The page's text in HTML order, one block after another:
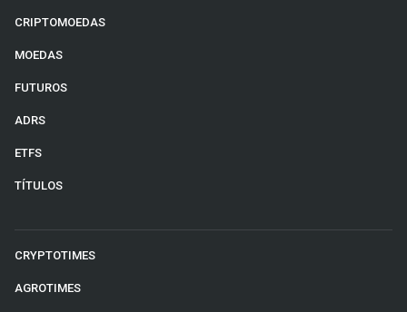
CRIPTOMOEDAS
MOEDAS
FUTUROS
ADRS
ETFS
TÍTULOS
CRYPTOTIMES
AGROTIMES